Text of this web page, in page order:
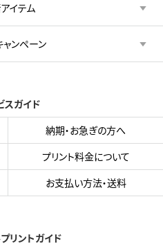
イテム
ャンペーン
スガイド
納期・お急ぎの方へ
プリント料金について
お支払い方法・送料
リントガイド